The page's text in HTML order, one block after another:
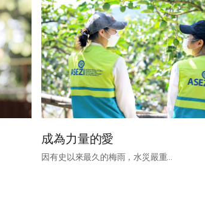
成為力量的愛
因有史以來最久的梅雨，水災嚴重...